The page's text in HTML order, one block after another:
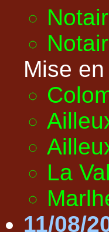
Mise
La
11/08/